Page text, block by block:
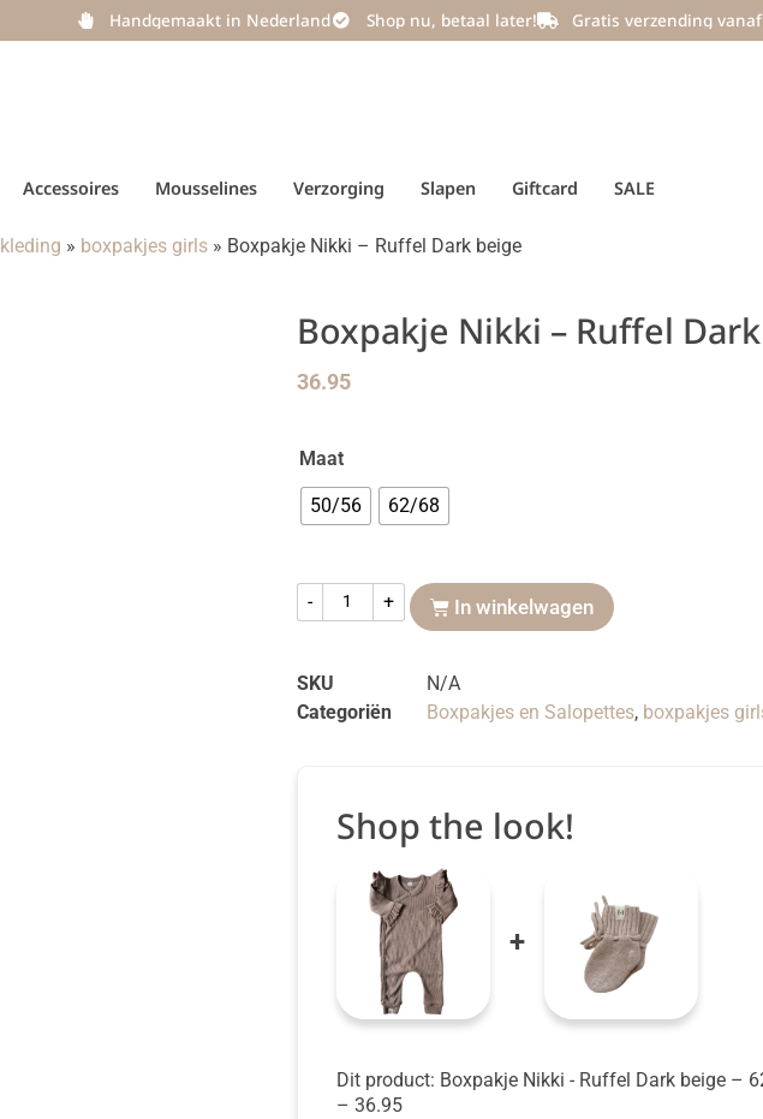
Handgemaakt in Nederland Shop nu, betaal later! Gratis verzending
Accessoires Mousselines Verzorging Slapen Giftcard SALE
kleding » boxpakjes girls » Boxpakje Nikki – Ruffel Dark beige
Boxpakje Nikki – Ruffel
36.95
Maat
50/56 62/68
- + In winkelwagen
SKU
N/A
Categoriën
Boxpakjes en Salopettes, boxpakjes
Shop the look!
+
Dit product: Boxpakje Nikki - Ruffel Dark beige –
– 36.95